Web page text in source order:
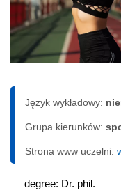
Język wykładowy:
Grupa kierunków:
Strona www uczelni:
degree: Dr. phil.